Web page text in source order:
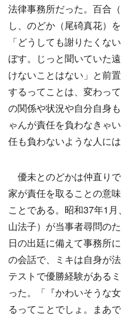
法律事務所だった。百合
し、のどか（尾碕真花）
「どうしても謝りたくな
ぼす。じっと聞いていた
けないことはない」と前
するってことは、変わっ
の関係や状況や自分自身
ゃんが責任を負わなきゃ
任も負わないような人に
優未とのどかは仲直り
家が責任を取ることの意
ことである。昭和37年1
山法子）が当事者尋問の
日の出廷に備えて事務所
の会話で、ミキは自身が
テストで優勝経験がある
った。「『かわいそうな
るってことでしょ。まあ